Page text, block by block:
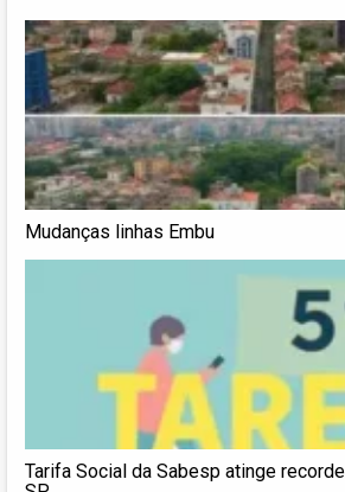
Mudanças linhas Embu
Tarifa Social da Sabesp atinge